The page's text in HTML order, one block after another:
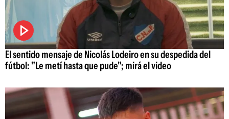
El sentido mensaje de Nicolás Lodeiro en su despedida del
fútbol: "Le metí hasta que pude"; mirá el video